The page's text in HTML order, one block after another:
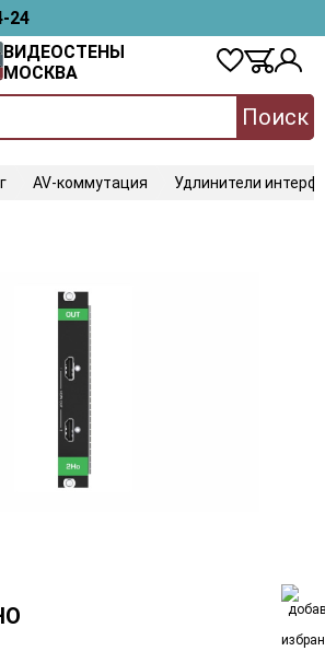
24
ВИДЕОСТЕНЫ
МОСКВА
Поиск
AV-коммутация Удлинители